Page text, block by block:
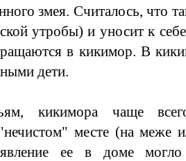
змея. Считалось, что
утробы) и уносит к
в кикимор. В
дети.
кикимора чаще
месте (на меже
ее в доме могло